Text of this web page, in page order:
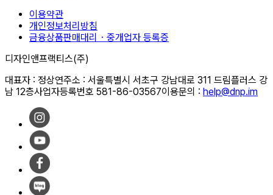
이용약관
개인정보처리방침
금융상품판매대리・중개업자 등록증
디자인앤프랙티스(주)
대표자 : 정상연주소 : 서울특별시 서초구 강남대로 311 드림플러스 강
남 12층사업자등록번호 581-86-03567이용문의 : help@dnp.im